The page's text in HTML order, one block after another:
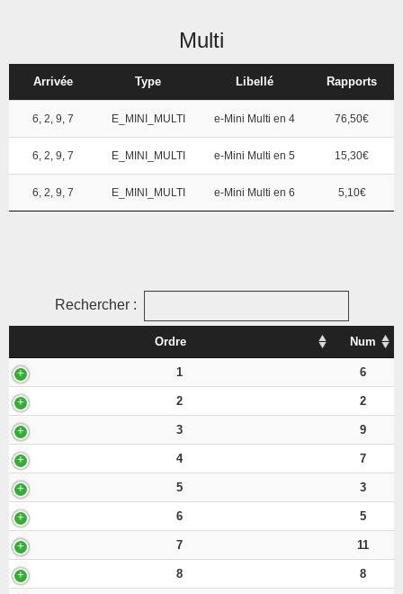
Multi
Arrivée Type Libellé Rapports
6, 2, 9, 7 E_MINI_MULTI e-Mini Multi en 4 76,50€
6, 2, 9, 7 E_MINI_MULTI e-Mini Multi en 5 15,30€
6, 2, 9, 7 E_MINI_MULTI e-Mini Multi en 6 5,10€
Rechercher :
Ordre Num
1 6
2 2
3 9
4 7
5 3
6 5
7 11
8 8